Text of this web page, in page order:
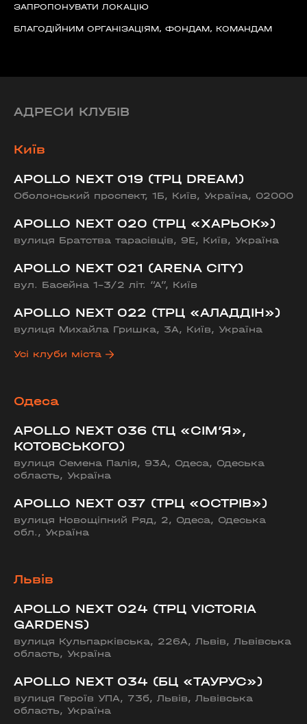
ЗАПРОПОНУВАТИ ЛОКАЦІЮ
БЛАГОДІЙНИМ ОРГАНІЗАЦІЯМ, ФОНДАМ, КОМАНДАМ
АДРЕСИ КЛУБІВ
Київ
APOLLO NEXT 019 (ТРЦ DREAM)
Оболонський проспект, 1Б, Київ, Україна, 02000
APOLLO NEXT 020 (ТРЦ «ХАРЬОК»)
вулиця Братства тарасівців, 9Е, Київ, Україна
APOLLO NEXT 021 (ARENA CITY)
вул. Басейна 1-3/2 літ. “А”, Київ
APOLLO NEXT 022 (ТРЦ «АЛАДДІН»)
вулиця Михайла Гришка, 3А, Київ, Україна
Усі клуби міста
Одеса
APOLLO NEXT 036 (ТЦ «СІМ’Я»,
КОТОВСЬКОГО)
вулиця Семена Палія, 93А, Одеса, Одеська
область, Україна
APOLLO NEXT 037 (ТРЦ «ОСТРІВ»)
вулиця Новощіпний Ряд, 2, Одеса, Одеська
обл., Україна
Львів
APOLLO NEXT 024 (ТРЦ VICTORIA
GARDENS)
вулиця Кульпарківська, 226А, Львів, Львівська
область, Україна
APOLLO NEXT 034 (БЦ «ТАУРУС»)
вулиця Героїв УПА, 73б, Львів, Львівська
область, Україна